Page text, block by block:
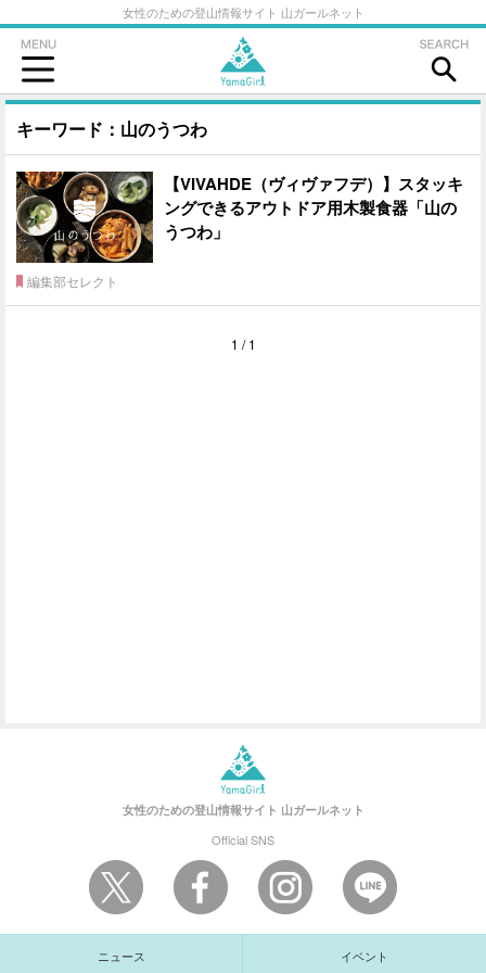
女性のための登山情報サイト 山ガールネット
キーワード：山のうつわ
【VIVAHDE（ヴィヴァフデ）】スタッキ
ングできるアウトドア用木製食器「山の
うつわ」
編集部セレクト
1 / 1
女性のための登山情報サイト 山ガールネット
Official SNS
ニュース イベント